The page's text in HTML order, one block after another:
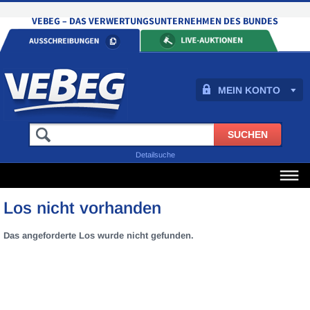
MEIN KONTO
Detailsuche
Los nicht vorhanden
Das angeforderte Los wurde nicht gefunden.